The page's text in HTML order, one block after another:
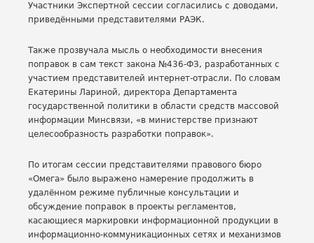
Участники Экспертной сессии согласились с доводами,
приведёнными представителями РАЭК.
Также прозвучала мысль о необходимости внесения
поправок в сам текст закона №436-ФЗ, разработанных с
участием представителей интернет-отрасли. По словам
Екатерины Лариной, директора Департамента
государственной политики в области средств массовой
информации Минсвязи, «в министерстве признают
целесообразность разработки поправок».
По итогам сессии представителями правового бюро
«Омега» было выражено намерение продолжить в
удалённом режиме публичные консультации и
обсуждение поправок в проекты регламентов,
касающиеся маркировки информационной продукции в
информационно-коммуникационных сетях и механизмов